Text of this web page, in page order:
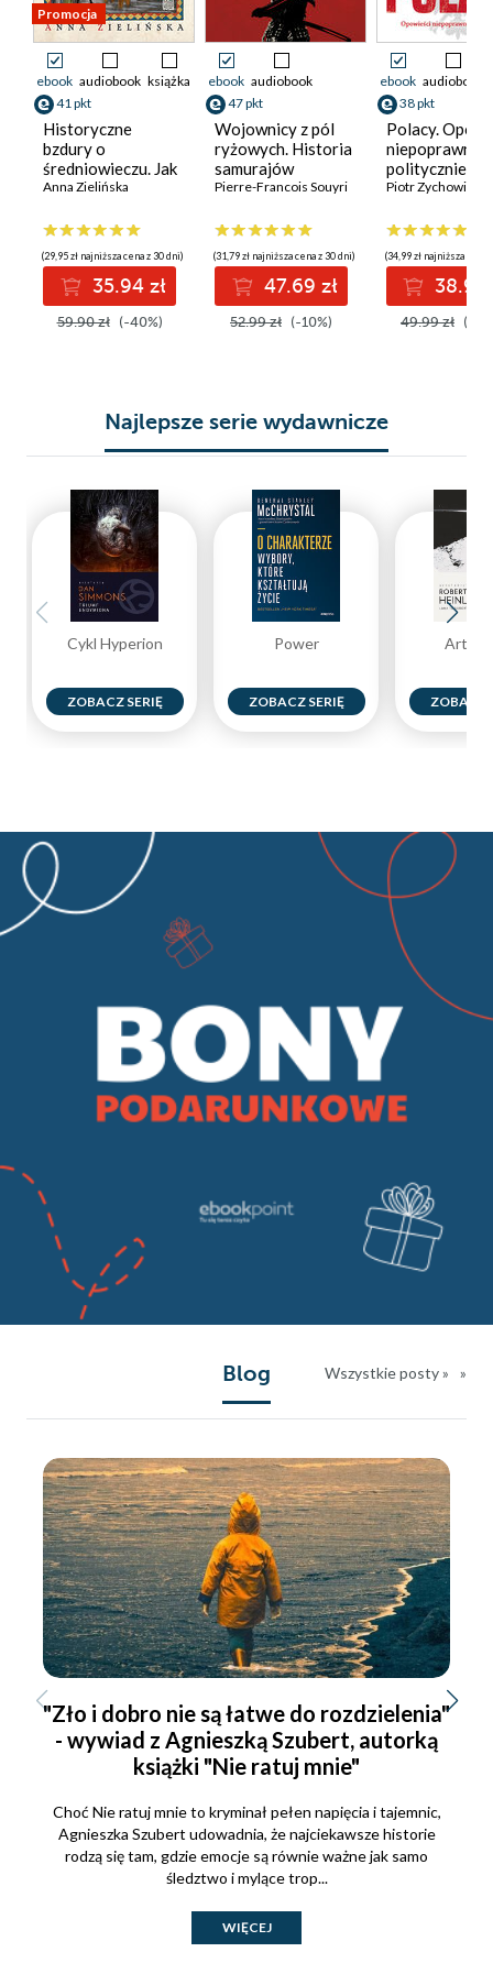
Promocja
ebook audiobook książka
41 pkt
Historyczne
bzdury o
średniowieczu. Jak
naprawdę żyło się
rycerzy?
Anna Zielińska
(29,95 zł najniższa cena z 30 dni)
35.94 zł
59.90 zł (-40%)
ebook audiobook
47 pkt
Wojownicy z pól
ryżowych. Historia
samurajów
Pierre-Francois Souyri
(31,79 zł najniższa cena z 30 dni)
47.69 zł
52.99 zł (-10%)
ebook audiobook
38 pkt
Polacy.
niepoprawne
politycznie VII
Piotr Zychowicz
(34,99 zł najniższa cena
38.99
49.99 zł (-
Najlepsze serie wydawnicze
Cykl Hyperion
ZOBACZ SERIĘ
Power
ZOBACZ SERIĘ ZOBACZ
Blog Wszystkie posty »
"Zło i dobro nie są łatwe do rozdzielenia"
- wywiad z Agnieszką Szubert, autorką
książki "Nie ratuj mnie"
Choć Nie ratuj mnie to kryminał pełen napięcia i tajemnic,
Agnieszka Szubert udowadnia, że najciekawsze historie
rodzą się tam, gdzie emocje są równie ważne jak samo
śledztwo i mylące trop...
WIĘCEJ